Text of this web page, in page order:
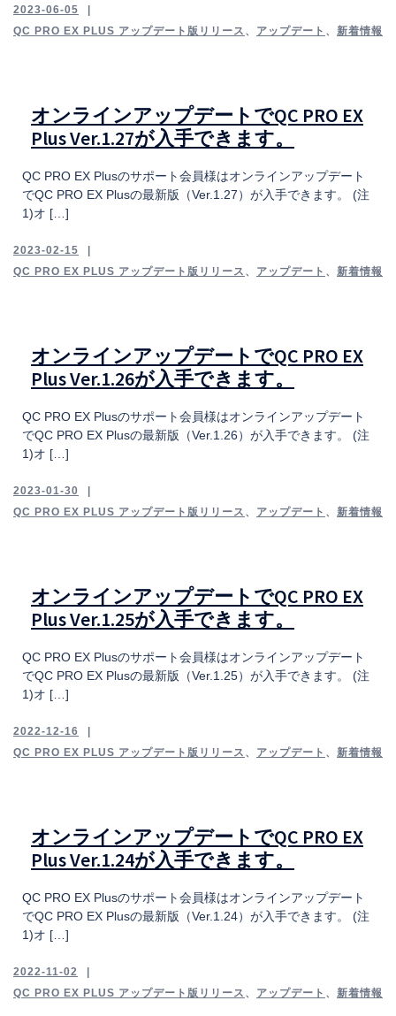
2023-06-05
QC PRO EX PLUS アップデート版リリース 、 アップデート 、 新着情報
オンラインアップデートでQC PRO EX
Plus Ver.1.27が入手できます。
QC PRO EX Plusのサポート会員様はオンラインアップデート
でQC PRO EX Plusの最新版（Ver.1.27）が入手できます。 (注
1)オ […]
2023-02-15
QC PRO EX PLUS アップデート版リリース 、 アップデート 、 新着情報
オンラインアップデートでQC PRO EX
Plus Ver.1.26が入手できます。
QC PRO EX Plusのサポート会員様はオンラインアップデート
でQC PRO EX Plusの最新版（Ver.1.26）が入手できます。 (注
1)オ […]
2023-01-30
QC PRO EX PLUS アップデート版リリース 、 アップデート 、 新着情報
オンラインアップデートでQC PRO EX
Plus Ver.1.25が入手できます。
QC PRO EX Plusのサポート会員様はオンラインアップデート
でQC PRO EX Plusの最新版（Ver.1.25）が入手できます。 (注
1)オ […]
2022-12-16
QC PRO EX PLUS アップデート版リリース 、 アップデート 、 新着情報
オンラインアップデートでQC PRO EX
Plus Ver.1.24が入手できます。
QC PRO EX Plusのサポート会員様はオンラインアップデート
でQC PRO EX Plusの最新版（Ver.1.24）が入手できます。 (注
1)オ […]
2022-11-02
QC PRO EX PLUS アップデート版リリース 、 アップデート 、 新着情報